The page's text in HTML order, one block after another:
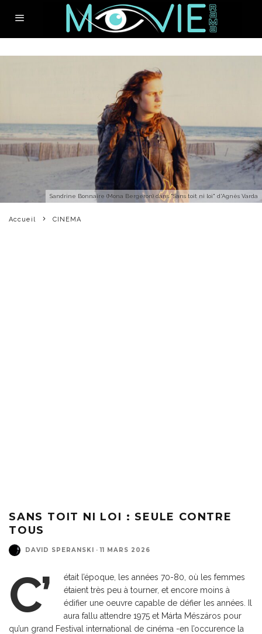
Sandrine Bonnaire (Mona Bergeron) dans "Sans toit ni loi" d'Agnès Varda
Accueil CINEMA
SANS TOIT NI LOI : SEULE CONTRE
TOUS
DAVID SPERANSKI · 11 MARS 2026
C’
était l’époque, les années 70-80, où les femmes
étaient très peu à tourner, et encore moins à
édifier une oeuvre capable de défier les années. Il
aura fallu attendre 1975 et Márta Mészáros pour
qu’un grand Festival international de cinéma -en l’occurence la